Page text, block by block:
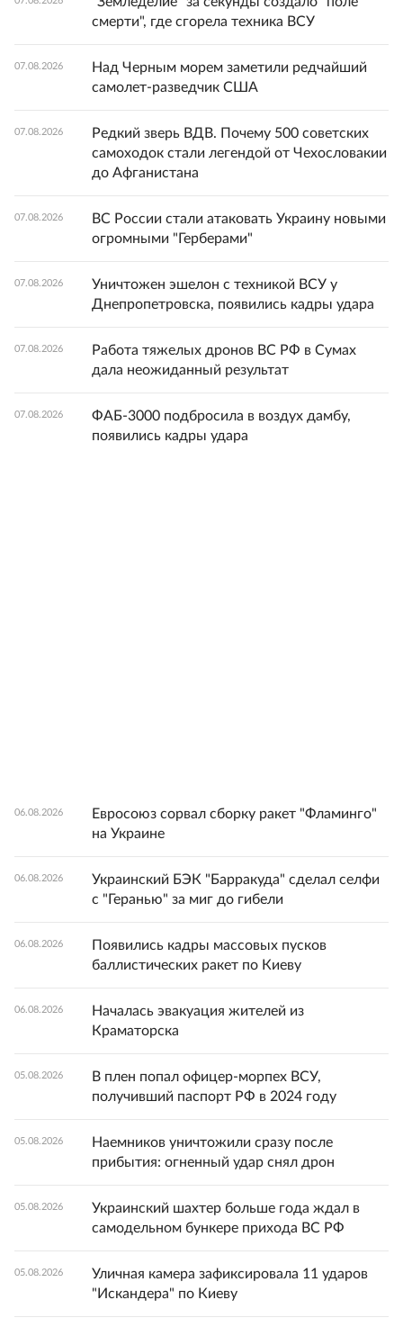
смерти", где сгорела техника ВСУ
07.08.2026
Над Черным морем заметили редчайший
самолет-разведчик США
07.08.2026
Редкий зверь ВДВ. Почему 500 советских
самоходок стали легендой от Чехословакии
до Афганистана
07.08.2026
ВС России стали атаковать Украину новыми
огромными "Герберами"
07.08.2026
Уничтожен эшелон с техникой ВСУ у
Днепропетровска, появились кадры удара
07.08.2026
Работа тяжелых дронов ВС РФ в Сумах
дала неожиданный результат
07.08.2026
ФАБ-3000 подбросила в воздух дамбу,
появились кадры удара
06.08.2026
Евросоюз сорвал сборку ракет "Фламинго"
на Украине
06.08.2026
Украинский БЭК "Барракуда" сделал селфи
с "Геранью" за миг до гибели
06.08.2026
Появились кадры массовых пусков
баллистических ракет по Киеву
06.08.2026
Началась эвакуация жителей из
Краматорска
05.08.2026
В плен попал офицер-морпех ВСУ,
получивший паспорт РФ в 2024 году
05.08.2026
Наемников уничтожили сразу после
прибытия: огненный удар снял дрон
05.08.2026
Украинский шахтер больше года ждал в
самодельном бункере прихода ВС РФ
05.08.2026
Уличная камера зафиксировала 11 ударов
"Искандера" по Киеву